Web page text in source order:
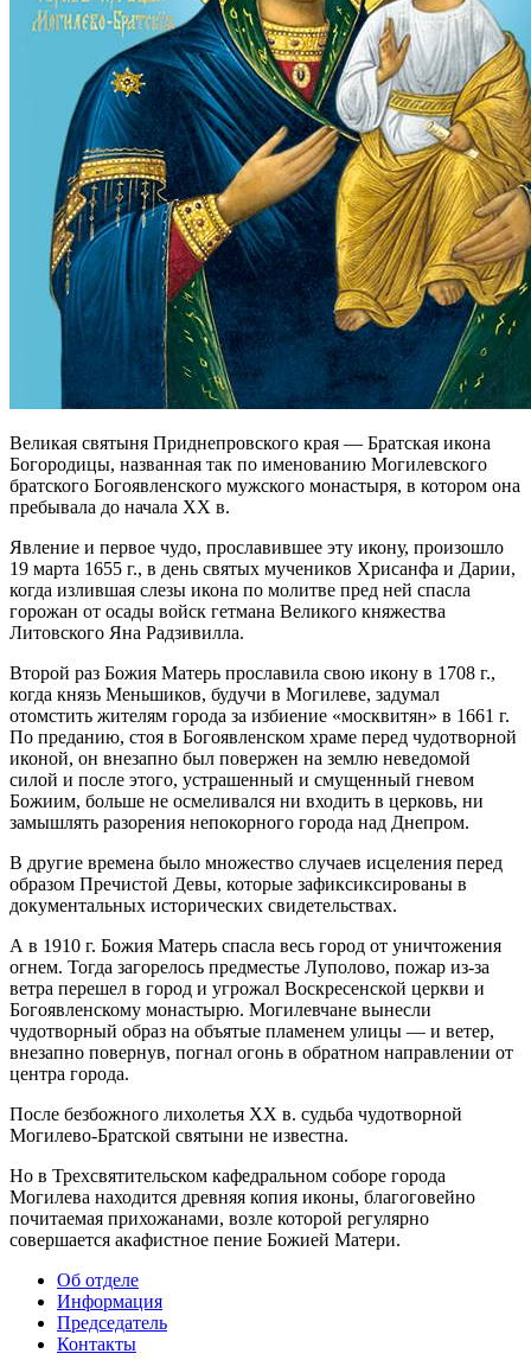
Великая святыня Приднепровского края — Братская икона
Богородицы, названная так по именованию Могилевского
братского Богоявленского мужского монастыря, в котором она
пребывала до начала XX в.
Явление и первое чудо, прославившее эту икону, произошло
19 марта 1655 г., в день святых мучеников Хрисанфа и Дарии,
когда излившая слезы икона по молитве пред ней спасла
горожан от осады войск гетмана Великого княжества
Литовского Яна Радзивилла.
Второй раз Божия Матерь прославила свою икону в 1708 г.,
когда князь Меньшиков, будучи в Могилеве, задумал
отомстить жителям города за избиение «москвитян» в 1661 г.
По преданию, стоя в Богоявленском храме перед чудотворной
иконой, он внезапно был повержен на землю неведомой
силой и после этого, устрашенный и смущенный гневом
Божиим, больше не осмеливался ни входить в церковь, ни
замышлять разорения непокорного города над Днепром.
В другие времена было множество случаев исцеления перед
образом Пречистой Девы, которые зафиксиксированы в
документальных исторических свидетельствах.
А в 1910 г. Божия Матерь спасла весь город от уничтожения
огнем. Тогда загорелось предместье Луполово, пожар из-за
ветра перешел в город и угрожал Воскресенской церкви и
Богоявленскому монастырю. Могилевчане вынесли
чудотворный образ на объятые пламенем улицы — и ветер,
внезапно повернув, погнал огонь в обратном направлении от
центра города.
После безбожного лихолетья XX в. судьба чудотворной
Могилево-Братской святыни не известна.
Но в Трехсвятительском кафедральном соборе города
Могилева находится древняя копия иконы, благоговейно
почитаемая прихожанами, возле которой регулярно
совершается акафистное пение Божией Матери.
Об отделе
Информация
Председатель
Контакты